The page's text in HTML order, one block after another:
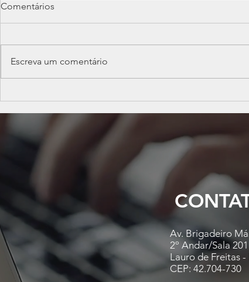
Comentários
Escreva um comentário
Av. Brigadeiro
2º Andar/Sala
Lauro de Freitas -
CEP: 42.704-730